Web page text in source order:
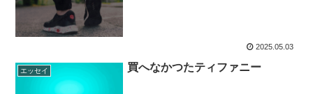
2025.05.03
エッセイ 買へなかつたティファニー